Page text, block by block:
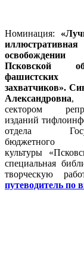
Номинация:
Псковской
фашистских
захватчиков».
Александровна,
сектором
изданий
отдела
бюджетного
культуры
специальная
творческую
путеводитель по